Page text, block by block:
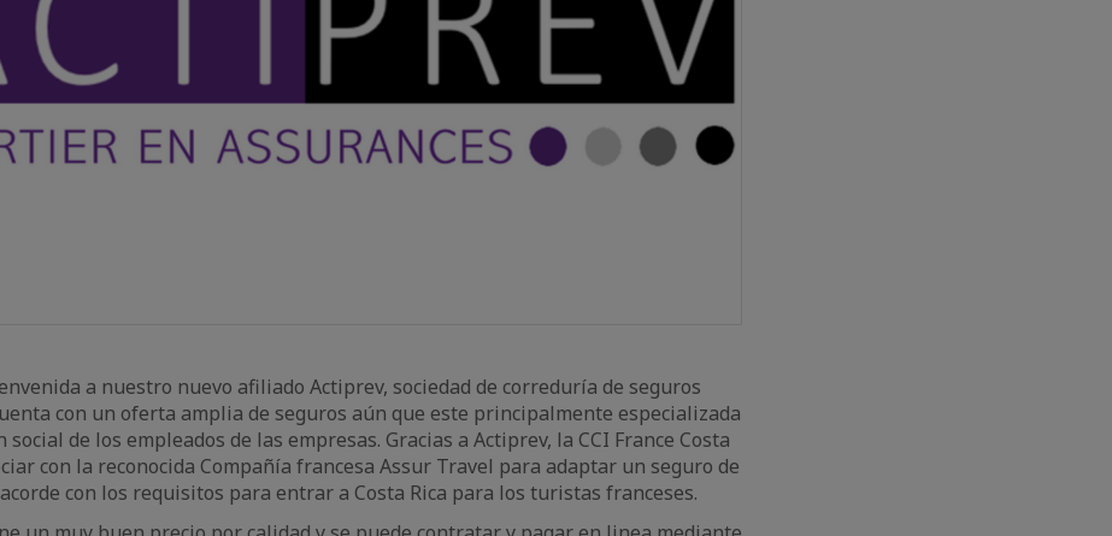
a nuestro nuevo afiliado Actiprev, sociedad de correduría de seguros
con un oferta amplia de seguros aún que este principalmente especializada
social de los empleados de las empresas. Gracias a Actiprev, la CCI France Costa
con la reconocida Compañía francesa Assur Travel para adaptar un seguro de
con los requisitos para entrar a Costa Rica para los turistas franceses.